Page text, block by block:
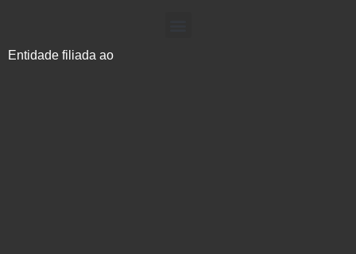
Entidade filiada ao